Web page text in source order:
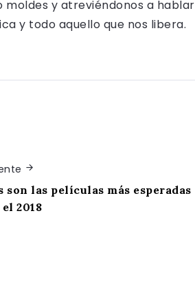
moldes y atreviéndonos a hablar
y todo aquello que nos libera.
son las películas más esperadas
2018